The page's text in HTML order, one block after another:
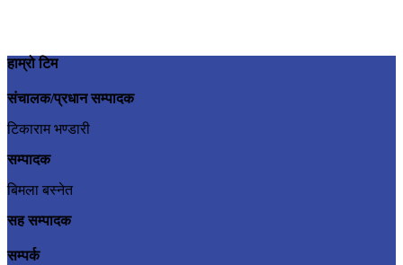
हाम्रो टिम
संचालक/प्रधान सम्पादक
टिकाराम भण्डारी
सम्पादक
बिमला बस्नेत
सह सम्पादक
सम्पर्क